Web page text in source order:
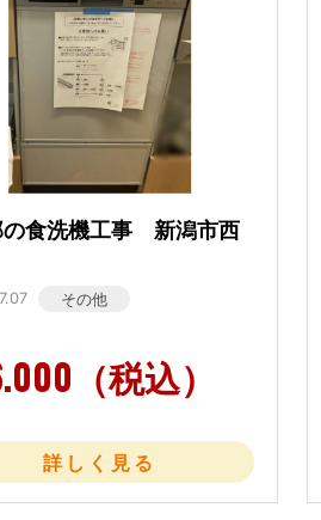
の食洗機工事 新潟市西
その他
（税込）
詳しく見る